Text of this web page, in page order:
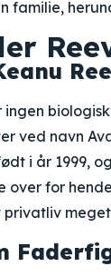
familie,
ingen
ved navn
i år 1999,
for
privatliv